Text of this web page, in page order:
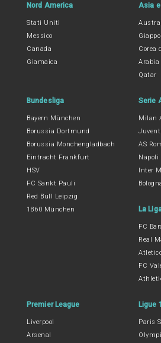
Nord America
Stati Uniti
Messico
Canada
Giamaica
Asia
Corea
Arabia
Qatar
Bundesliga
Bayern München
Borussia Dortmund
Borussia Monchengladbach
Eintracht Frankfurt
HSV
FC Sankt Pauli
Red Bull Leipzig
1860 München
Serie
Milan
AS
Napoli
Inter
La
FC
Real
FC
Premier League
Liverpool
Arsenal
Ligue 1
Paris